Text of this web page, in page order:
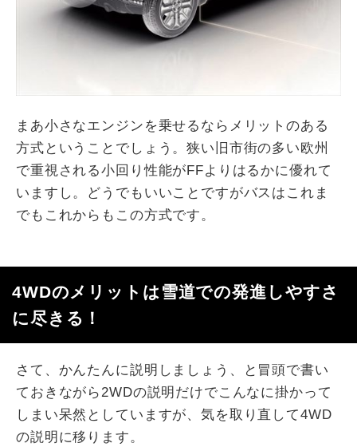
まあ小さなエンジンを乗せるならメリットのある
方式ということでしょう。狭い旧市街の多い欧州
で重視される小回り性能がFFよりはるかに優れて
いますし。どうでもいいことですがバスはこれま
でもこれからもこの方式です。
4WDのメリットは雪道での発進しやすさ
に尽きる！
さて、かんたんに説明しましょう、と冒頭で書い
ておきながら2WDの説明だけでこんなに掛かって
しまい呆然としていますが、気を取り直して4WD
の説明に移ります。